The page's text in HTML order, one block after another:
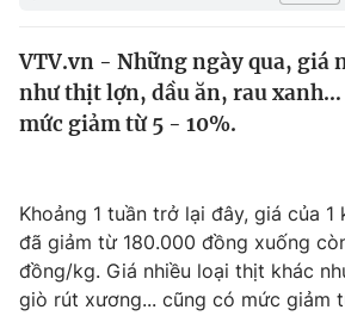
Thế giới
Thế giới đó đây
Câu chuyện quốc tế
Tài chính
Thị trường
Dữ liệu và đời sống
VTV.vn - Những ngày qua, giá
như thịt lợn, dầu ăn, rau xanh…
mức giảm từ 5 - 10%.
Khoảng 1 tuần trở lại đây, giá của
đã giảm từ 180.000 đồng xuống
đồng/kg. Giá nhiều loại thịt khác
giò rút xương... cũng có mức giảm